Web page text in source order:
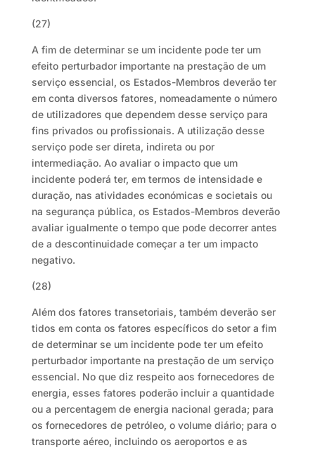
(27)
A fim de determinar se um incidente pode ter um
efeito perturbador importante na prestação de um
serviço essencial, os Estados-Membros deverão ter
em conta diversos fatores, nomeadamente o número
de utilizadores que dependem desse serviço para
fins privados ou profissionais. A utilização desse
serviço pode ser direta, indireta ou por
intermediação. Ao avaliar o impacto que um
incidente poderá ter, em termos de intensidade e
duração, nas atividades económicas e societais ou
na segurança pública, os Estados-Membros deverão
avaliar igualmente o tempo que pode decorrer antes
de a descontinuidade começar a ter um impacto
negativo.
(28)
Além dos fatores transetoriais, também deverão ser
tidos em conta os fatores específicos do setor a fim
de determinar se um incidente pode ter um efeito
perturbador importante na prestação de um serviço
essencial. No que diz respeito aos fornecedores de
energia, esses fatores poderão incluir a quantidade
ou a percentagem de energia nacional gerada; para
os fornecedores de petróleo, o volume diário; para o
transporte aéreo, incluindo os aeroportos e as